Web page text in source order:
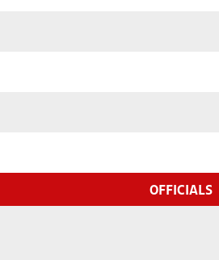
OFFICIALS